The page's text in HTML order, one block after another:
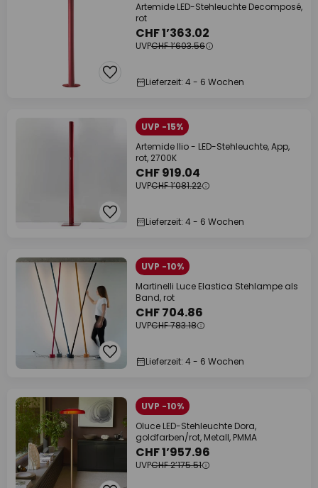
Artemide LED-Stehleuchte Decomposé,
rot
CHF 1’363.02
UVPCHF 1’603.56
Lieferzeit: 4 - 6 Wochen
UVP -15%
Artemide Ilio - LED-Stehleuchte, App,
rot, 2700K
CHF 919.04
UVPCHF 1’081.22
Lieferzeit: 4 - 6 Wochen
UVP -10%
Martinelli Luce Elastica Stehlampe als
Band, rot
CHF 704.86
UVPCHF 783.18
Lieferzeit: 4 - 6 Wochen
UVP -10%
Oluce LED-Stehleuchte Dora,
goldfarben/rot, Metall, PMMA
CHF 1’957.96
UVPCHF 2’175.51